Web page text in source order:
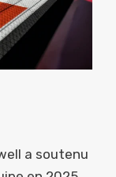
a soutenu